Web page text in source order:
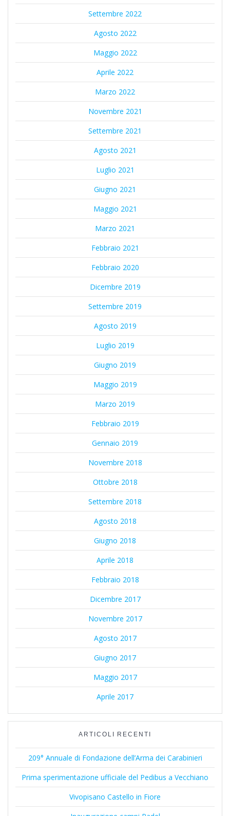
Settembre 2022
Agosto 2022
Maggio 2022
Aprile 2022
Marzo 2022
Novembre 2021
Settembre 2021
Agosto 2021
Luglio 2021
Giugno 2021
Maggio 2021
Marzo 2021
Febbraio 2021
Febbraio 2020
Dicembre 2019
Settembre 2019
Agosto 2019
Luglio 2019
Giugno 2019
Maggio 2019
Marzo 2019
Febbraio 2019
Gennaio 2019
Novembre 2018
Ottobre 2018
Settembre 2018
Agosto 2018
Giugno 2018
Aprile 2018
Febbraio 2018
Dicembre 2017
Novembre 2017
Agosto 2017
Giugno 2017
Maggio 2017
Aprile 2017
ARTICOLI RECENTI
209° Annuale di Fondazione dell’Arma dei Carabinieri
Prima sperimentazione ufficiale del Pedibus a Vecchiano
Vivopisano Castello in Fiore